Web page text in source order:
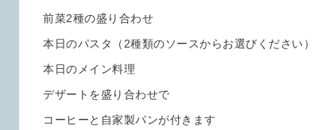
前菜2種の盛り合わせ
本日のパスタ（2種類のソースからお選びください）
本日のメイン料理
デザートを盛り合わせで
コーヒーと自家製パンが付きます